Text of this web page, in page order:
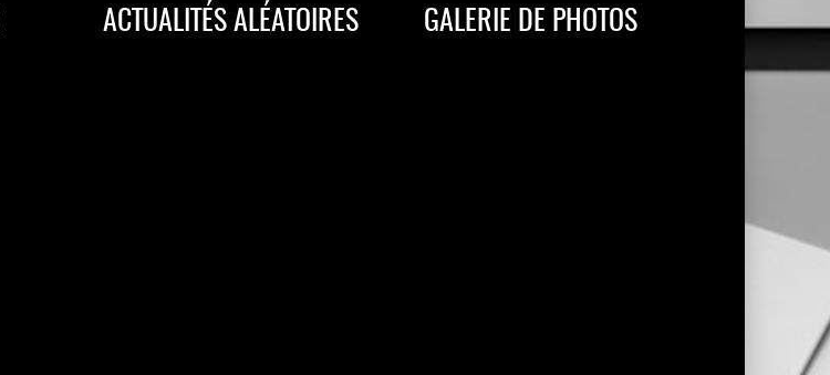
ACTUALITÉS ALÉATOIRES GALERIE DE PHOTOS